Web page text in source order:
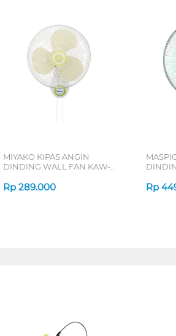
MIYAKO KIPAS ANGIN
DINDING WALL FAN KAW-
Rp 289.000 Rp